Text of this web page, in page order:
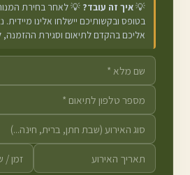
💡איך זה עובד? 💡 לאחר בחירת
בטופס ובקשותיכם יישלחו אלינו מיידית.
אליכם בהקדם לתיאום וסגירת